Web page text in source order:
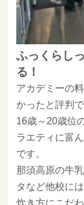
ふっくらし
る！
アカデミーの
かったと評判で
16歳～20歳位
ラエティに富
です。
那須高原の牛
タなど他校に
炊き方にこだ